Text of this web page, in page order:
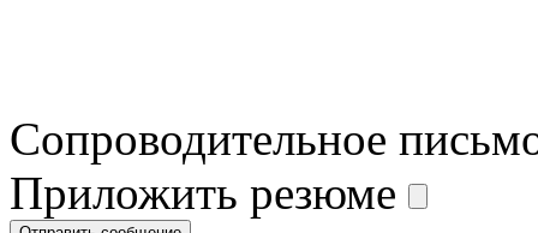
Сопроводительное
Приложить резюме